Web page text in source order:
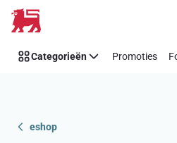
Overslaan
Categorieën Promoties
eshop